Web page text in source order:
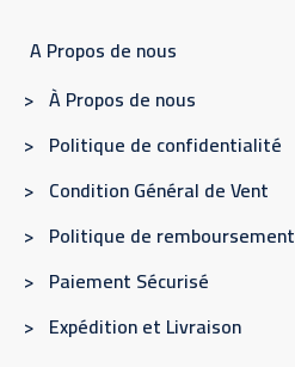
A Propos de nous
> À Propos de nous
> Politique de confidentialité
> Condition Général de Vent
> Politique de remboursement
> Paiement Sécurisé
> Expédition et Livraison